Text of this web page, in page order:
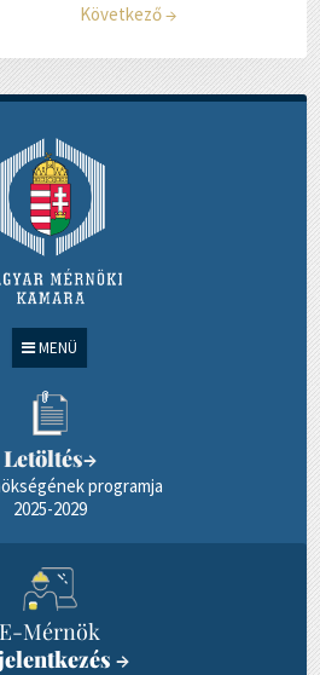
MENÜ
Letöltés→
programja
2025-2029
E-Mérnök
→
Következő→